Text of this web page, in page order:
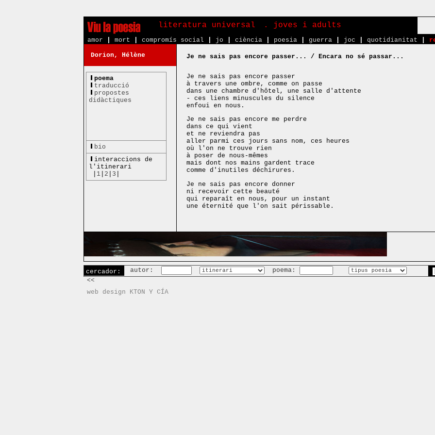
literatura universal . joves i adults
amor
mort compromís social jo ciència poesia guerra joc quotidianitat
Dorion, Hélène
poema
traducció
propostes
didàctiques
bio
interaccions de
l'itinerari
1 2 3
Je ne sais pas encore passer... / Encara no sé passar...
Je ne sais pas encore passer
à travers une ombre, comme on passe
dans une chambre d'hôtel, une salle d'attente
- ces liens minuscules du silence
enfoui en nous.
Je ne sais pas encore me perdre
dans ce qui vient
et ne reviendra pas
aller parmi ces jours sans nom, ces heures
où l'on ne trouve rien
à poser de nous-mêmes
mais dont nos mains gardent trace
comme d'inutiles déchirures.
Je ne sais pas encore donner
ni recevoir cette beauté
qui reparaît en nous, pour un instant
une éternité que l'on sait périssable.
cercador: autor: poema:
<<
web design KTON Y CÍA